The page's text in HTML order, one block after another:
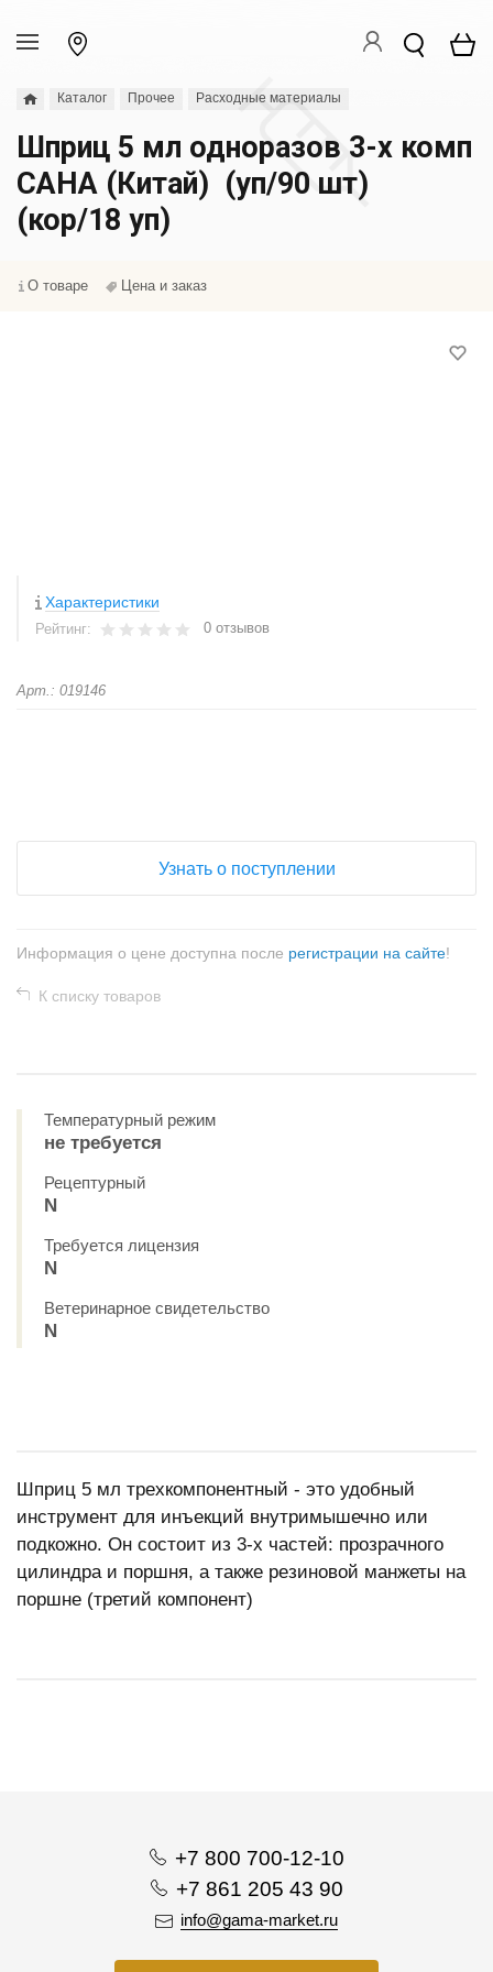
Каталог Прочее Расходные материалы
Шприц 5 мл одноразов 3-х комп
САНА (Китай) (уп/90 шт)
(кор/18 уп)
О товаре Цена и заказ
Характеристики
Рейтинг: 0 отзывов
Арт.: 019146
Узнать о поступлении
Информация о цене доступна после регистрации на сайте!
К списку товаров
Температурный режим
не требуется
Рецептурный
N
Требуется лицензия
N
Ветеринарное свидетельство
N
Шприц 5 мл трехкомпонентный - это удобный
инструмент для инъекций внутримышечно или
подкожно. Он состоит из 3-х частей: прозрачного
цилиндра и поршня, а также резиновой манжеты на
поршне (третий компонент)
+7 800 700-12-10
+7 861 205 43 90
info@gama-market.ru